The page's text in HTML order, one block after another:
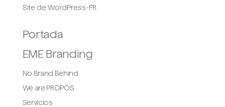
Site de WordPress-FR
Portada
EME Branding
No Brand Behind
We are PROPÓS
Servicios